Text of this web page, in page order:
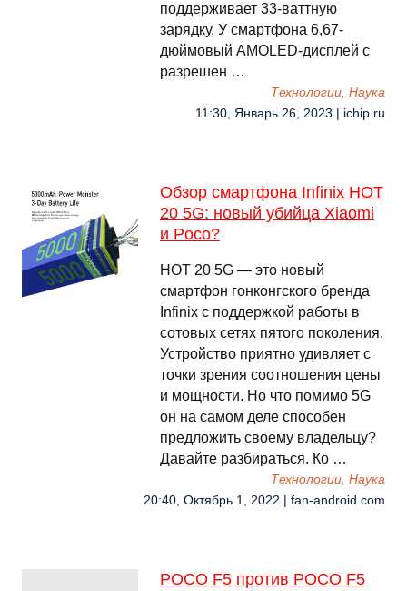
поддерживает 33-ваттную
зарядку. У смартфона 6,67-
дюймовый AMOLED-дисплей с
разрешен …
Технологии, Наука
11:30, Январь 26, 2023 | ichip.ru
Обзор смартфона Infinix HOT
20 5G: новый убийца Xiaomi
и Poco?
HOT 20 5G — это новый
смартфон гонконгского бренда
Infinix с поддержкой работы в
сотовых сетях пятого поколения.
Устройство приятно удивляет с
точки зрения соотношения цены
и мощности. Но что помимо 5G
он на самом деле способен
предложить своему владельцу?
Давайте разбираться. Ко …
Технологии, Наука
20:40, Октябрь 1, 2022 | fan-android.com
POCO F5 против POCO F5